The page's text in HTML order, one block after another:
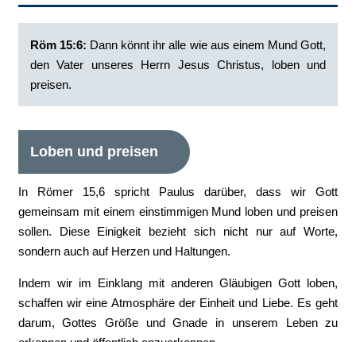
Röm 15:6: Dann könnt ihr alle wie aus einem Mund Gott,
den Vater unseres Herrn Jesus Christus, loben und
preisen.
Loben und preisen
In Römer 15,6 spricht Paulus darüber, dass wir Gott
gemeinsam mit einem einstimmigen Mund loben und preisen
sollen. Diese Einigkeit bezieht sich nicht nur auf Worte,
sondern auch auf Herzen und Haltungen.
Indem wir im Einklang mit anderen Gläubigen Gott loben,
schaffen wir eine Atmosphäre der Einheit und Liebe. Es geht
darum, Gottes Größe und Gnade in unserem Leben zu